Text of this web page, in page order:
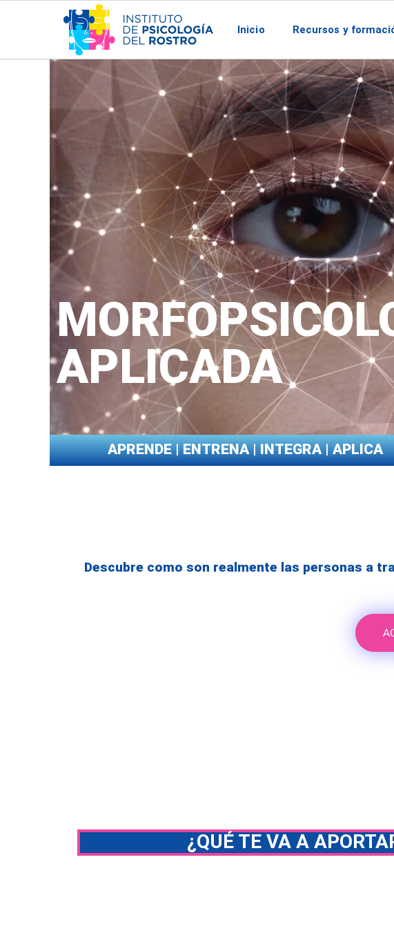
Inicio Recursos y
APLICADA
APRENDE | ENTRENA | INTEGRA | APLICA
Descubre como son realmente las personas a
¿QUÉ TE VA A